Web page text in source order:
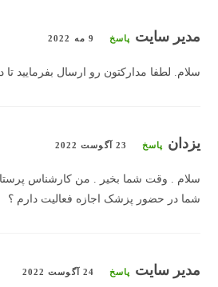
مدیر سایت پاسخ 9 مه 2022
سلام. لطفا مدارکتون رو ارسال بفرمایید
یزدان پاسخ 23 آگوست 2022
سلام . وقت شما بخیر . من کارشناس
شما در حضور پزشک اجازه فعالیت دارم ؟
مدیر سایت پاسخ 24 آگوست 2022